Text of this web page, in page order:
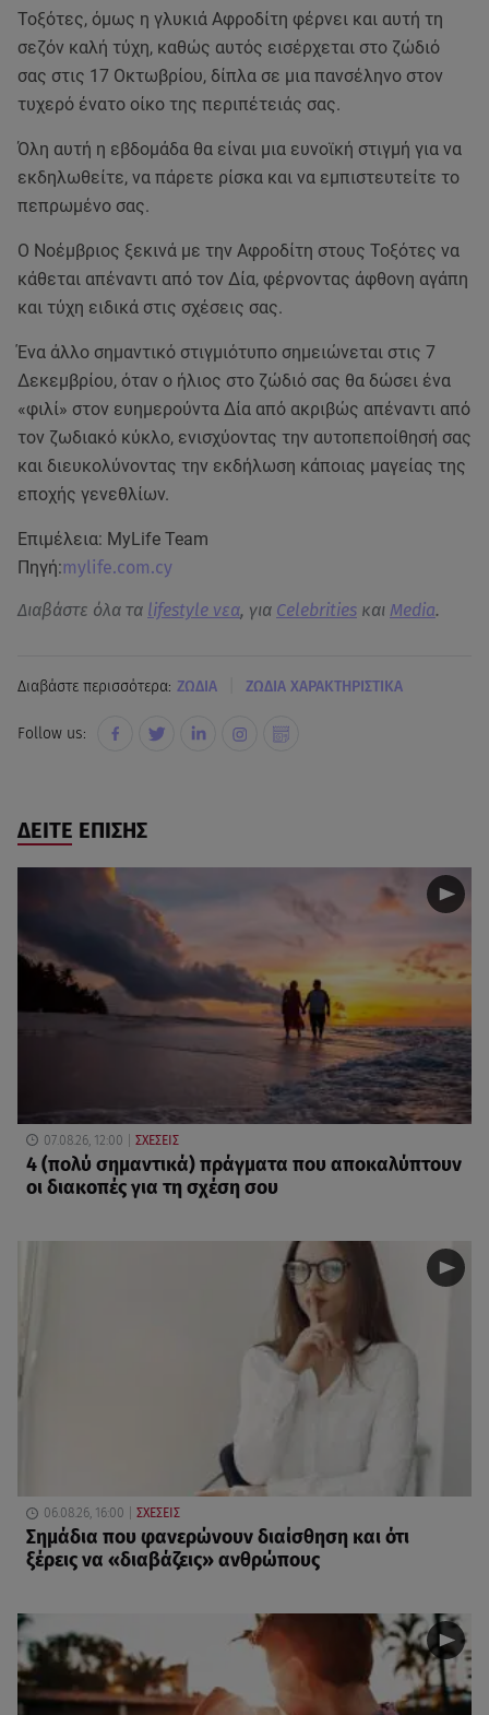
Τοξότες, όμως η γλυκιά Αφροδίτη φέρνει και αυτή τη
σεζόν καλή τύχη, καθώς αυτός εισέρχεται στο ζώδιό
σας στις 17 Οκτωβρίου, δίπλα σε μια πανσέληνο στον
τυχερό ένατο οίκο της περιπέτειάς σας.
Όλη αυτή η εβδομάδα θα είναι μια ευνοϊκή στιγμή για να
εκδηλωθείτε, να πάρετε ρίσκα και να εμπιστευτείτε το
πεπρωμένο σας.
Ο Νοέμβριος ξεκινά με την Αφροδίτη στους Τοξότες να
κάθεται απέναντι από τον Δία, φέρνοντας άφθονη αγάπη
και τύχη ειδικά στις σχέσεις σας.
Ένα άλλο σημαντικό στιγμιότυπο σημειώνεται στις 7
Δεκεμβρίου, όταν ο ήλιος στο ζώδιό σας θα δώσει ένα
«φιλί» στον ευημερούντα Δία από ακριβώς απέναντι από
τον ζωδιακό κύκλο, ενισχύοντας την αυτοπεποίθησή σας
και διευκολύνοντας την εκδήλωση κάποιας μαγείας της
εποχής γενεθλίων.
Επιμέλεια: MyLife Team
Πηγή:mylife.com.cy
Διαβάστε όλα τα lifestyle νεα, για Celebrities και Media.
Διαβάστε περισσότερα: ΖΩΔΙΑ ΖΩΔΙΑ ΧΑΡΑΚΤΗΡΙΣΤΙΚΑ
Follow us:
ΔΕΙΤΕ ΕΠΙΣΗΣ
07.08.26, 12:00 ΣΧΕΣΕΙΣ
4 (πολύ σημαντικά) πράγματα που αποκαλύπτουν
οι διακοπές για τη σχέση σου
06.08.26, 16:00 ΣΧΕΣΕΙΣ
Σημάδια που φανερώνουν διαίσθηση και ότι
ξέρεις να «διαβάζεις» ανθρώπους